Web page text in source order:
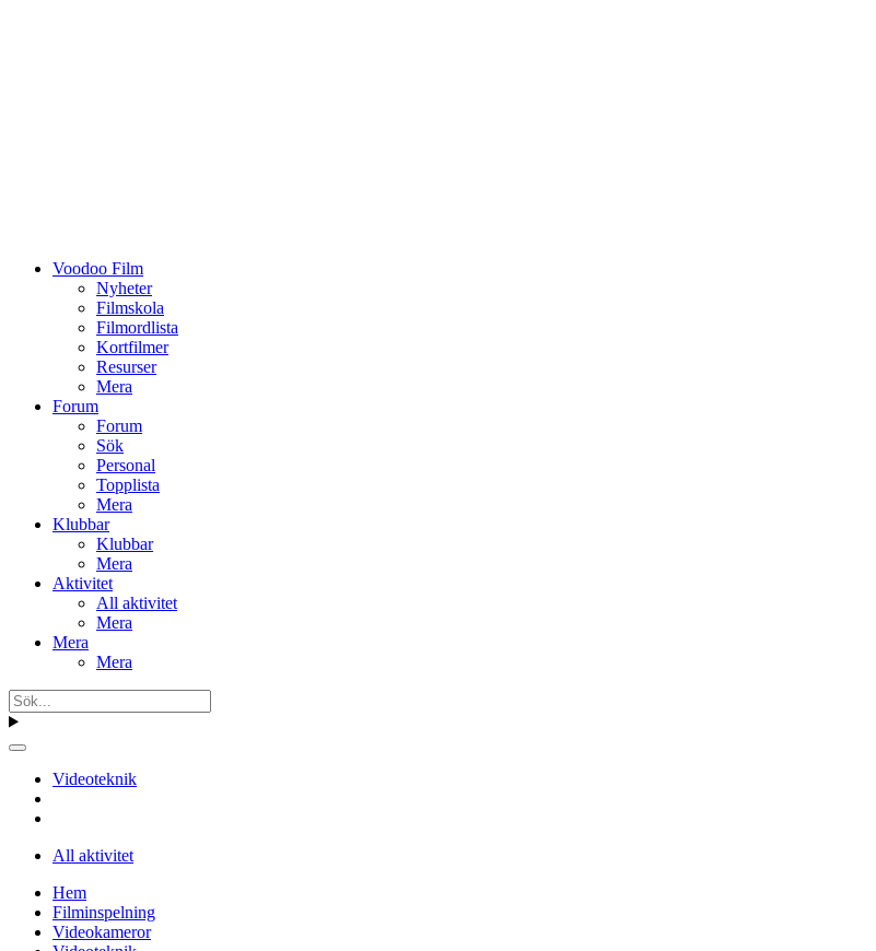
Voodoo Film
Nyheter
Filmskola
Filmordlista
Kortfilmer
Resurser
Mera
Forum
Forum
Sök
Personal
Topplista
Mera
Klubbar
Klubbar
Mera
Aktivitet
All aktivitet
Mera
Mera
Mera
Videoteknik
All aktivitet
Hem
Filminspelning
Videokameror